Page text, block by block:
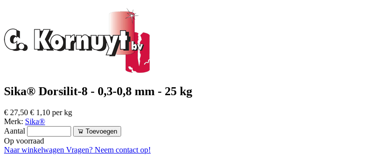
Sika® Dorsilit-8 - 0,3-0,8 mm - 25 kg
€ 27,50 € 1,10 per kg
Merk: Sika®
Aantal
Toevoegen
Op voorraad
Naar winkelwagen Vragen? Neem contact op!